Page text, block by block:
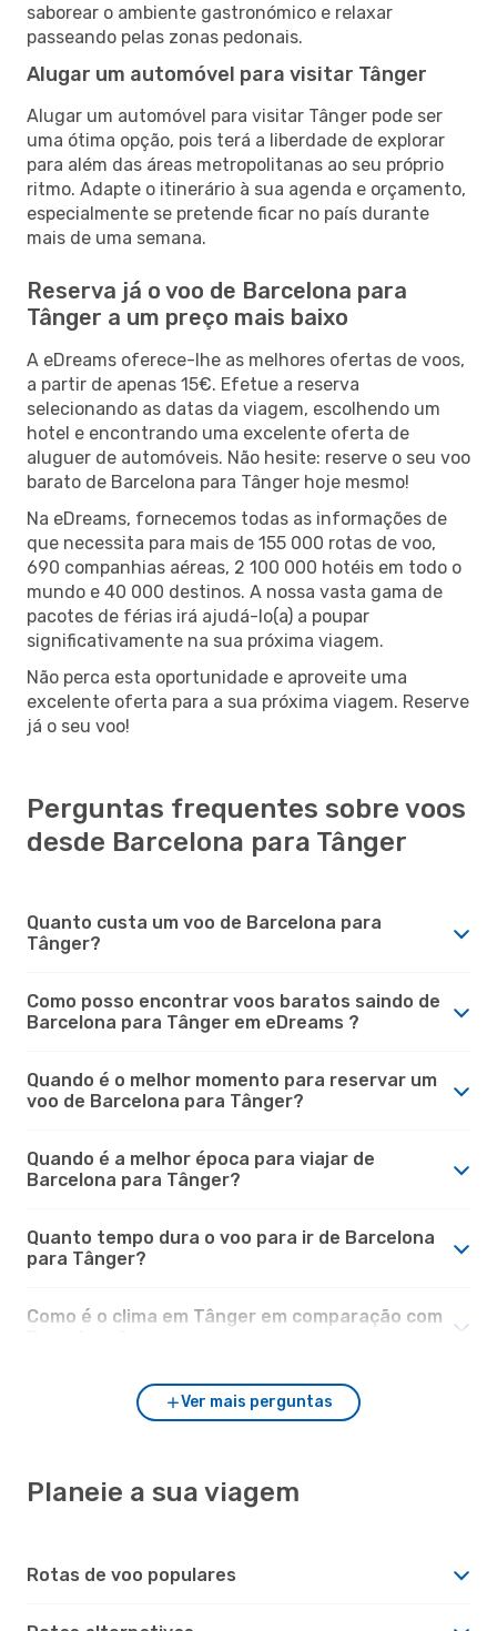
saborear o ambiente gastronómico e relaxar
passeando pelas zonas pedonais.
Alugar um automóvel para visitar Tânger
Alugar um automóvel para visitar Tânger pode ser
uma ótima opção, pois terá a liberdade de explorar
para além das áreas metropolitanas ao seu próprio
ritmo. Adapte o itinerário à sua agenda e orçamento,
especialmente se pretende ficar no país durante
mais de uma semana.
Reserva já o voo de Barcelona para
Tânger a um preço mais baixo
A eDreams oferece-lhe as melhores ofertas de voos,
a partir de apenas 15€. Efetue a reserva
selecionando as datas da viagem, escolhendo um
hotel e encontrando uma excelente oferta de
aluguer de automóveis. Não hesite: reserve o seu voo
barato de Barcelona para Tânger hoje mesmo!
Na eDreams, fornecemos todas as informações de
que necessita para mais de 155 000 rotas de voo,
690 companhias aéreas, 2 100 000 hotéis em todo o
mundo e 40 000 destinos. A nossa vasta gama de
pacotes de férias irá ajudá-lo(a) a poupar
significativamente na sua próxima viagem.
Não perca esta oportunidade e aproveite uma
excelente oferta para a sua próxima viagem. Reserve
já o seu voo!
Perguntas frequentes sobre voos
desde Barcelona para Tânger
Quanto custa um voo de Barcelona para
Tânger?
Como posso encontrar voos baratos saindo de
Barcelona para Tânger em eDreams ?
Quando é o melhor momento para reservar um
voo de Barcelona para Tânger?
Quando é a melhor época para viajar de
Barcelona para Tânger?
Quanto tempo dura o voo para ir de Barcelona
para Tânger?
Como é o clima em Tânger em comparação com
Ver mais perguntas
Planeie a sua viagem
Rotas de voo populares